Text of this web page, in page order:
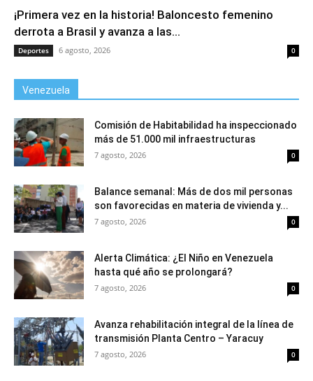
¡Primera vez en la historia! Baloncesto femenino
derrota a Brasil y avanza a las...
Deportes 6 agosto, 2026 0
Venezuela
Comisión de Habitabilidad ha inspeccionado
más de 51.000 mil infraestructuras
7 agosto, 2026 0
Balance semanal: Más de dos mil personas
son favorecidas en materia de vivienda y...
7 agosto, 2026 0
Alerta Climática: ¿El Niño en Venezuela
hasta qué año se prolongará?
7 agosto, 2026 0
Avanza rehabilitación integral de la línea de
transmisión Planta Centro – Yaracuy
7 agosto, 2026 0